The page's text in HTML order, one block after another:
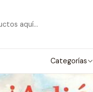
Categorías